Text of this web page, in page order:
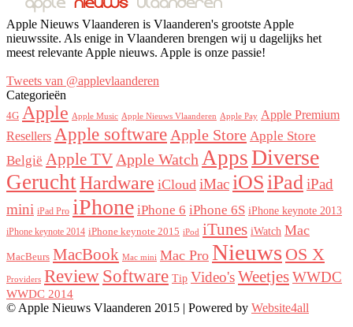
Apple Nieuws Vlaanderen is Vlaanderen's grootste Apple
nieuwssite. Als enige in Vlaanderen brengen wij u dagelijks het
meest relevante Apple nieuws. Apple is onze passie!
Tweets van @applevlaanderen
Categorieën
4G Apple Apple Music Apple Nieuws Vlaanderen Apple Pay Apple Premium
Resellers Apple software Apple Store Apple Store
België Apple TVApple WatchApps Diverse
GeruchtHardware iCloud iMaciOSiPadiPad
mini iPad Pro iPhone iPhone 6 iPhone 6S iPhone keynote 2013
iPhone keynote 2014 iPhone keynote 2015 iPod iTunes iWatch Mac
MacBeurs MacBook Mac mini Mac Pro Nieuws OS X
Providers Review Software Tip Video'sWeetjesWWDC
WWDC 2014
© Apple Nieuws Vlaanderen 2015 | Powered by Website4all